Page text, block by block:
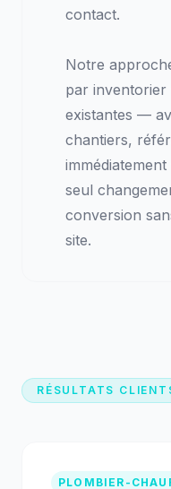
contact.
Notre
par inventorier
existantes —
chantiers,
seul
conversion
site.
RÉSULTATS
PLOMBIER-